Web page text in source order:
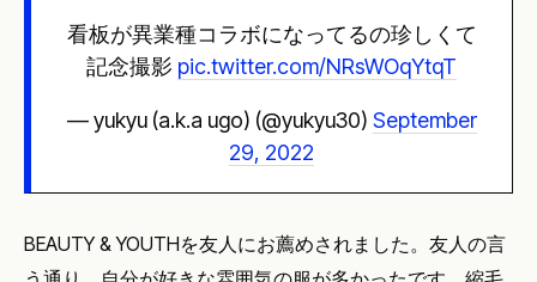
看板が異業種コラボになってるの珍しくて
記念撮影 pic.twitter.com/NRsWOqYtqT
— yukyu (a.k.a ugo) (@yukyu30) September
29, 2022
BEAUTY & YOUTHを友人にお薦めされました。友人の言